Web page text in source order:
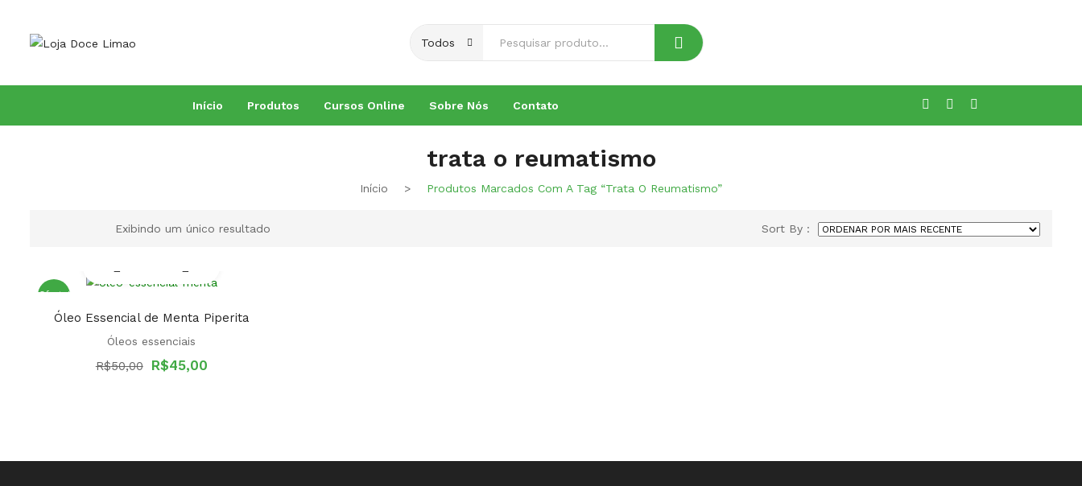
Todos
Início Produtos Cursos Online Sobre Nós Contato
trata o reumatismo
Início > Produtos Marcados Com A Tag “trata O Reumatismo”
Exibindo um único resultado Sort By :
Oferta!
Óleo Essencial de Menta Piperita
Óleos essenciais
R$50,00
O
preço
R$45,00O
Conheça osNossos Cursos